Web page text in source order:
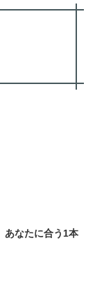
あなたに合う1本